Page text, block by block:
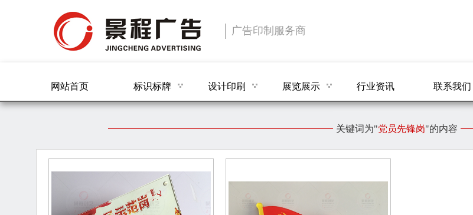
广告印制服务商
网站首页 标识标牌 设计印刷 展览展示 行业资讯 联系我们
关键词为"党员先锋岗"的内容